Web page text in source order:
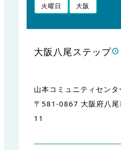
火曜日 大阪
大阪八尾ステップ
山本コミュニティセンタ
〒581-0867 大阪府八
11